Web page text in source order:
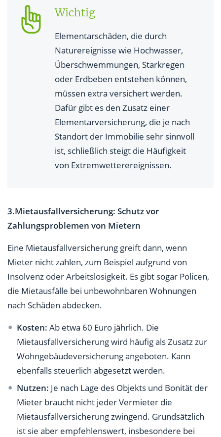
Wichtig
Elementarschäden, die durch
Naturereignisse wie Hochwasser,
Überschwemmungen, Starkregen
oder Erdbeben entstehen können,
müssen extra versichert werden.
Dafür gibt es den Zusatz einer
Elementarversicherung, die je nach
Standort der Immobilie sehr sinnvoll
ist, schließlich steigt die Häufigkeit
von Extremwetterereignissen.
3.Mietausfallversicherung: Schutz vor
Zahlungsproblemen von Mietern
Eine Mietausfallversicherung greift dann, wenn
Mieter nicht zahlen, zum Beispiel aufgrund von
Insolvenz oder Arbeitslosigkeit. Es gibt sogar Policen,
die Mietausfälle bei unbewohnbaren Wohnungen
nach Schäden abdecken.
Kosten: Ab etwa 60 Euro jährlich. Die
Mietausfallversicherung wird häufig als Zusatz zur
Wohngebäudeversicherung angeboten. Kann
ebenfalls steuerlich abgesetzt werden.
Nutzen: Je nach Lage des Objekts und Bonität der
Mieter braucht nicht jeder Vermieter die
Mietausfallversicherung zwingend. Grundsätzlich
ist sie aber empfehlenswert, insbesondere bei